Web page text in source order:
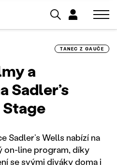
TANEC Z GAUČE
a
Sadler’s
Sadler’s Wells nabízí na
on-line program, díky
se svými diváky doma i